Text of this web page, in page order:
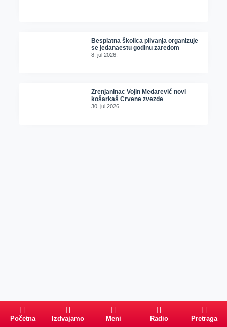
Besplatna školica plivanja organizuje
se jedanaestu godinu zaredom
8. jul 2026.
Zrenjaninac Vojin Medarević novi
košarkaš Crvene zvezde
30. jul 2026.
Početna Izdvajamo Meni Radio Pretraga